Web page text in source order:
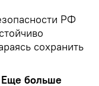
РФ
сохранить
Еще больше